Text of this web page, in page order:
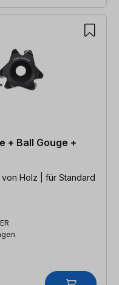
+ Ball Gouge +
Holz | für Standard